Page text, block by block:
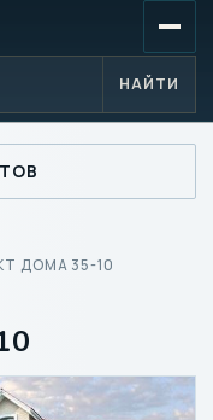
НАЙТИ
ДОМА 35-10